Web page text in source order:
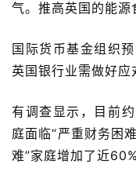
气。推高英国的能源
国际货币基金组织
英国银行业需做好应
有调查显示，目前
庭面临“严重财务困
难”家庭增加了近60%